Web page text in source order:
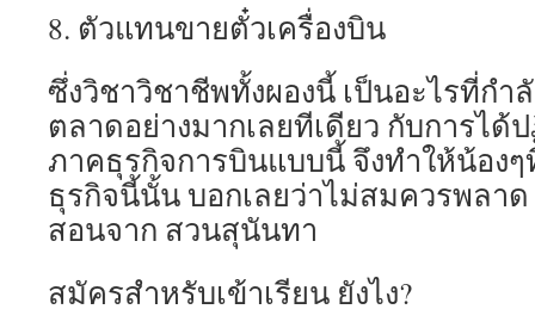
8. ตัวแทนขายตั๋วเครื่องบิน
ซึ่งวิชาวิชาชีพทั้งผองนี้ เป็นอะไรที่กำ
ตลาดอย่างมากเลยทีเดียว กับการได้
ภาคธุรกิจการบินแบบนี้ จึงทำให้น้องๆ
ธุรกิจนี้นั้น บอกเลยว่าไม่สมควรพลา
สอนจาก สวนสุนันทา
สมัครสำหรับเข้าเรียน ยังไง?